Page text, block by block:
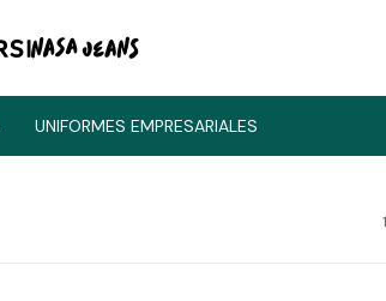
UNIFORMES EMPRESARIALES